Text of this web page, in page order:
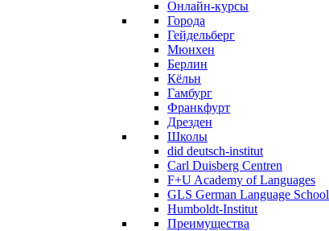
Онлайн-курсы
Города
Гейдельберг
Мюнхен
Берлин
Кёльн
Гамбург
Франкфурт
Дрезден
Школы
did deutsch-institut
Carl Duisberg Centren
F+U Academy of Languages
GLS German Language School
Humboldt-Institut
Преимущества